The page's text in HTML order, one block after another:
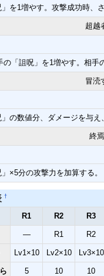
を1増やす。攻撃成功時、
超越
の「詛呪」を1増やす。相
冒涜
の数値分、ダメージを与
終
×5分の攻撃力を加算する。
†
R1 R2 R3
― R1 R2
Lv1×10 Lv2×10 Lv3×10
5 10 10